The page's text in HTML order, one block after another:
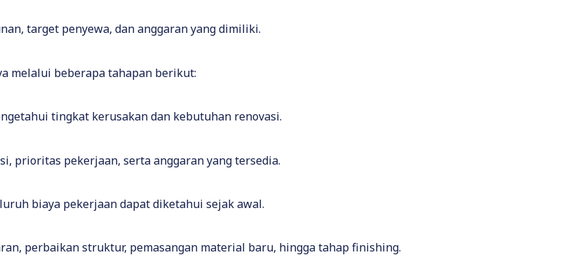
target penyewa, dan anggaran yang dimiliki.
melalui beberapa tahapan berikut:
tingkat kerusakan dan kebutuhan renovasi.
prioritas pekerjaan, serta anggaran yang tersedia.
biaya pekerjaan dapat diketahui sejak awal.
perbaikan struktur, pemasangan material baru, hingga tahap finishing.